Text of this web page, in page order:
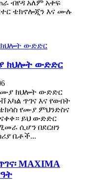
ብየዳ አለም አቀፍ
ቴክኖሎጂን እና ሙሉ
ክህሎት ውድድር
የሙያ ክህሎት ውድድር
ጥገና እና የውበት
የሙያ ምህንድስና
ይህ ውድድር
ሲሆን በደርዘን
ቤቶች...
MAXIMA